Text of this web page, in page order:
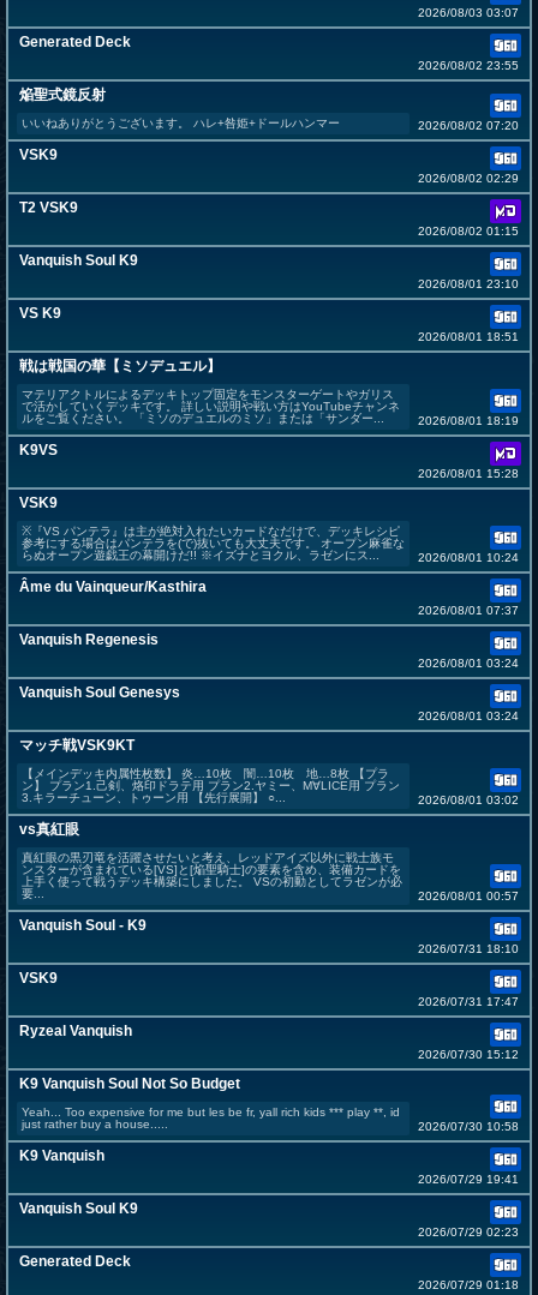
2026/08/03 03:07
Generated Deck
2026/08/02 23:55
焔聖式鏡反射
いいねありがとうございます。 ハレ+咎姫+ドールハンマー 2026/08/02 07:20
VSK9
2026/08/02 02:29
T2 VSK9
2026/08/02 01:15
Vanquish Soul K9
2026/08/01 23:10
VS K9
2026/08/01 18:51
戦は戦国の華【ミソデュエル】
マテリアクトルによるデッキトップ固定をモンスターゲートやガリス
で活かしていくデッキです。 詳しい説明や戦い方はYouTubeチャンネ
ルをご覧ください。 「ミソのデュエルのミソ」または「サンダー...
2026/08/01 18:19
K9VS
2026/08/01 15:28
VSK9
※『VS パンテラ』は主が絶対入れたいカードなだけで、デッキレシピ
参考にする場合はパンテラを(で)抜いても大丈夫です。 オープン麻雀な
らぬオープン遊戯王の幕開けだ!! ※イズナとヨクル、ラゼンにス...
2026/08/01 10:24
Âme du Vainqueur/Kasthira
2026/08/01 07:37
Vanquish Regenesis
2026/08/01 03:24
Vanquish Soul Genesys
2026/08/01 03:24
マッチ戦VSK9KT
【メインデッキ内属性枚数】 炎…10枚 闇…10枚 地…8枚 【プラ
ン】 プラン1.己剣、烙印ドラテ用 プラン2.ヤミー、M∀LICE用 プラン
3.キラーチューン、トゥーン用 【先行展開】 ○...
2026/08/01 03:02
vs真紅眼
真紅眼の黒刃竜を活躍させたいと考え、レッドアイズ以外に戦士族モ
ンスターが含まれている[VS]と[焔聖騎士]の要素を含め、装備カードを
上手く使って戦うデッキ構築にしました。 VSの初動としてラゼンが必
要...
2026/08/01 00:57
Vanquish Soul - K9
2026/07/31 18:10
VSK9
2026/07/31 17:47
Ryzeal Vanquish
2026/07/30 15:12
K9 Vanquish Soul Not So Budget
Yeah... Too expensive for me but les be fr, yall rich kids *** play **, id
just rather buy a house.....
2026/07/30 10:58
K9 Vanquish
2026/07/29 19:41
Vanquish Soul K9
2026/07/29 02:23
Generated Deck
2026/07/29 01:18